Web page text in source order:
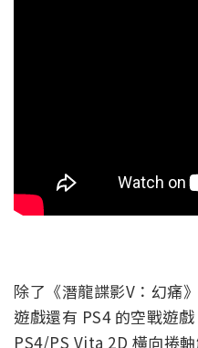
除了《潛龍諜影V：幻痛
遊戲還有 PS4 的空戰遊
PS4/PS Vita 2D 橫向捲